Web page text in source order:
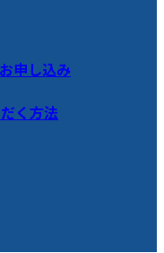
申し込み
く方法